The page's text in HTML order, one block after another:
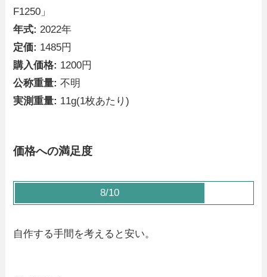
F1250」
年式: 2022年
定価: 1485円
購入価格: 1200円
公称重量: 不明
実測重量: 11g(1枚あたり)
価格への満足度
8/10
自作する手間を考えると安い。